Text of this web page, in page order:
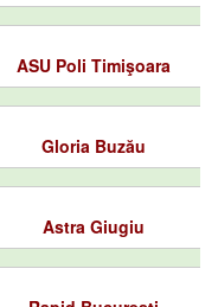
ASU Poli Timişoara
Gloria Buzău
Astra Giugiu